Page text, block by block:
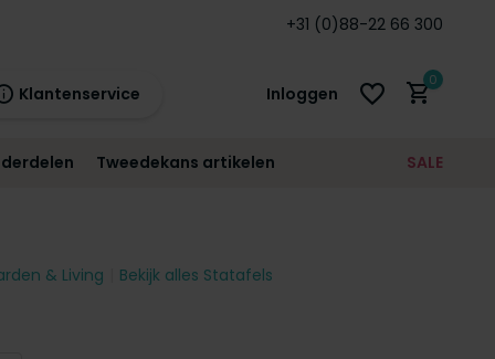
+31 (0)88-22 66 300
Klantenservice Inloggen
21:00
morgen
0
Tweedekans artikelen SALE
& Living Bekijk alles Statafels